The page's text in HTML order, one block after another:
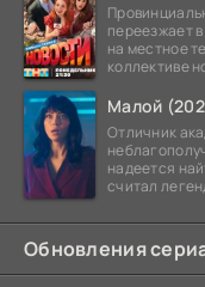
переезжает
на местное
коллективе
Малой
Отличник
надеется
считал
Обновления